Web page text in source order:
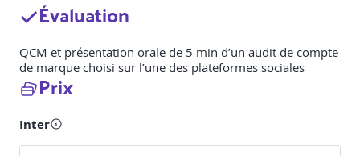
Évaluation
QCM et présentation orale de 5 min d’un audit de compte
de marque choisi sur l’une des plateformes sociales
Prix
Inter